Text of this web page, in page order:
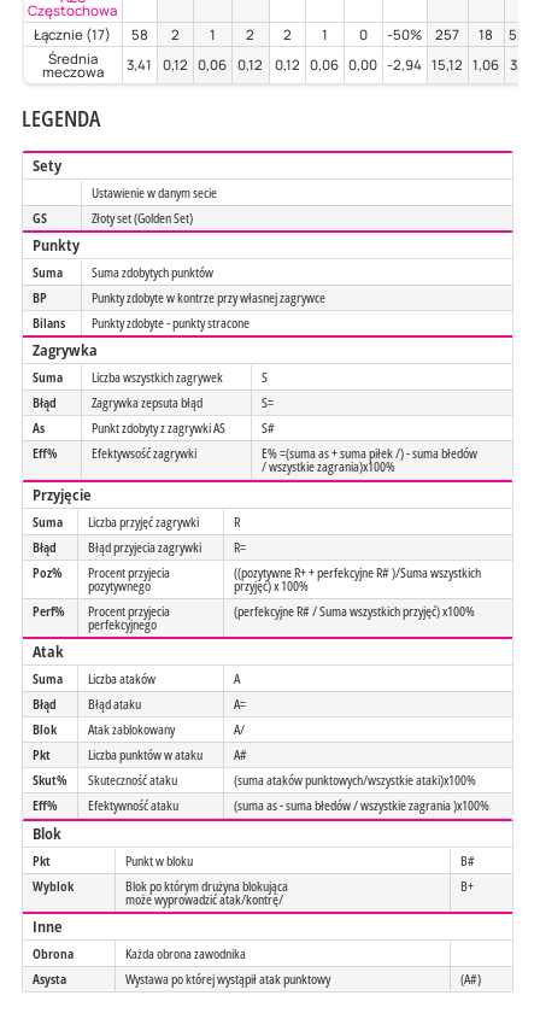
Częstochowa
Łącznie (17)
58 2 1 2 2 1 0 -50% 257 18
52%
Średnia
meczowa 3,41 0,12 0,06 0,12 0,12 0,06 0,00 -2,94 15,12 1,06 3,04
LEGENDA
Sety
Ustawienie w danym secie
GS
Złoty set (Golden Set)
Punkty
Suma
Suma zdobytych punktów
BP
Punkty zdobyte w kontrze przy własnej zagrywce
Bilans
Punkty zdobyte - punkty stracone
Zagrywka
Suma Liczba wszystkich zagrywek
S
Błąd
Zagrywka zepsuta błąd
S=
As
Punkt zdobyty z zagrywki AS
S#
Eff%
Efektywsość zagrywki E% =(suma as + suma piłek /) - suma błedów
/ wszystkie zagrania)x100%
Przyjęcie
Suma Liczba przyjęć zagrywki
R
Błąd
Błąd przyjecia zagrywki
R=
Poz%
Procent przyjecia
pozytywnego
((pozytywne R+ + perfekcyjne R# )/Suma wszystkich
przyjęć) x 100%
Perf%
Procent przyjecia
perfekcyjnego
(perfekcyjne R# / Suma wszystkich przyjęć) x100%
Atak
Suma Liczba ataków
A
Błąd
Błąd ataku
A=
Blok
Atak zablokowany
A/
Pkt
Liczba punktów w ataku
A#
Skut%
Skuteczność ataku
(suma ataków punktowych/wszystkie ataki)x100%
Eff%
Efektywność ataku (suma as - suma błedów / wszystkie zagrania )x100%
Blok
Pkt Punkt w bloku
B#
Wyblok
Blok po którym drużyna blokująca
może wyprowadzić atak/kontrę/
B+
Inne
Obrona
Każda obrona zawodnika
Asysta
Wystawa po której wystąpił atak punktowy (A#)